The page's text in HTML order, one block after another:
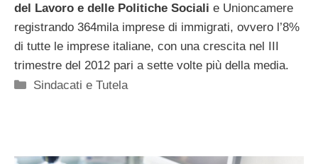
del Lavoro e delle Politiche Sociali e Unioncamere
registrando 364mila imprese di immigrati, ovvero l’8%
di tutte le imprese italiane, con una crescita nel III
trimestre del 2012 pari a sette volte più della media.
Categorie
Sindacati e Tutela